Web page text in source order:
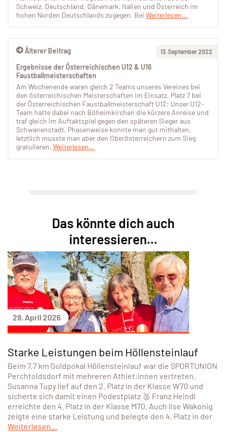
Älterer Beitrag 13. September 2022
Ergebnisse der Österreichischen U12 & U16
Faustballmeisterschaften
Am Wochenende waren gleich 2 Teams unseres Vereines bei
den österreichischen Meisterschaften im Einsatz. Platz 7 bei
der Österreichischen Faustballmeisterschaft U12: Unser U12-
Team hatte dabei nach Böheimkirchen die kürzere Anreise und
traf gleich im Auftaktspiel gegen den späteren Sieger aus
Schwanenstadt. Phasenweise konnte man gut mithalten,
letztlich musste man aber den Oberösterreichern zum Sieg
gratulieren. Weiterlesen...
Schweiz, Deutschland, Dänemark, Italien und Österreich im
hohen Norden Deutschlands zugegen. Bei Weiterlesen...
Das könnte dich auch
interessieren...
29. April 2026
Starke Leistungen beim Höllensteinlauf
Beim 7,7 km Goldpokal Höllensteinlauf war die SPORTUNION
Perchtoldsdorf mit mehreren Athlet:innen vertreten.
Susanna Tupy lief auf den 2. Platz in der Klasse W70 und
sicherte sich damit einen Podestplatz 🥈 Franz Heindl
erreichte den 4. Platz in der Klasse M70. Auch Ilse Wakonig
zeigte eine starke Leistung und belegte den 4. Platz in der
Weiterlesen...